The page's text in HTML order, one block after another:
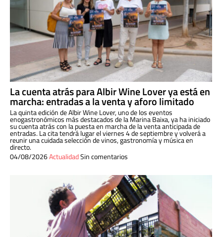
La cuenta atrás para Albir Wine Lover ya está en
marcha: entradas a la venta y aforo limitado
La quinta edición de Albir Wine Lover, uno de los eventos
enogastronómicos más destacados de la Marina Baixa, ya ha iniciado
su cuenta atrás con la puesta en marcha de la venta anticipada de
entradas. La cita tendrá lugar el viernes 4 de septiembre y volverá a
reunir una cuidada selección de vinos, gastronomía y música en
directo.
04/08/2026ActualidadSin comentarios